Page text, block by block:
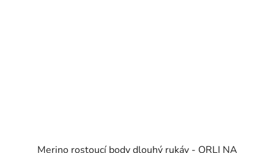
Merino rostoucí body dlouhý rukáv - ORLI NA